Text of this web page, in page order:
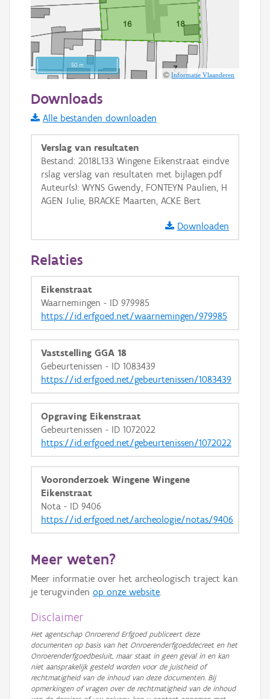
50 m
Informatie Vlaanderen
Basis Lagen
OSM-Basiskaart
Ortho
GRB-Basiskaart
GRB-Basiskaart in grijswaarden
Downloads
Alle bestanden downloaden
Verslag van resultaten
Bestand: 2018L133 Wingene Eikenstraat eindve
rslag verslag van resultaten met bijlagen.pdf
Auteur(s): WYNS Gwendy, FONTEYN Paulien, H
AGEN Julie, BRACKE Maarten, ACKE Bert
Downloaden
Relaties
Eikenstraat
Waarnemingen - ID 979985
https://id.erfgoed.net/waarnemingen/979985
Vaststelling GGA 18
Gebeurtenissen - ID 1083439
https://id.erfgoed.net/gebeurtenissen/1083439
Opgraving Eikenstraat
Gebeurtenissen - ID 1072022
https://id.erfgoed.net/gebeurtenissen/1072022
Vooronderzoek Wingene Wingene
Eikenstraat
Nota - ID 9406
https://id.erfgoed.net/archeologie/notas/9406
Meer weten?
Meer informatie over het archeologisch traject kan
je terugvinden op onze website.
Disclaimer
Het agentschap Onroerend Erfgoed publiceert deze
documenten op basis van het Onroerenderfgoeddecreet en het
Onroerenderfgoedbesluit, maar staat in geen geval in en kan
niet aansprakelijk gesteld worden voor de juistheid of
rechtmatigheid van de inhoud van deze documenten. Bij
opmerkingen of vragen over de rechtmatigheid van de inhoud